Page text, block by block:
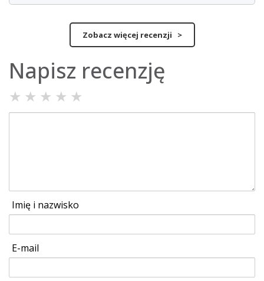
Zobacz więcej recenzji >
Napisz recenzję
★ ★ ★ ★ ★
Imię i nazwisko
E-mail